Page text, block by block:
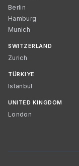
Berlin
Hamburg
Munich
SWITZERLAND
Zurich
TÜRKIYE
Istanbul
UNITED KINGDOM
London